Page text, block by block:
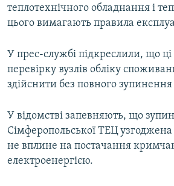
теплотехнічного обладнання і
цього вимагають правила
У прес-службі підкреслили, що
перевірку вузлів обліку
здійснити без повного
У відомстві запевняють, що
Сімферопольської ТЕЦ
не вплине на постачання
електроенергією.